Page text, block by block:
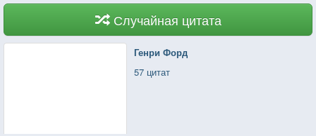
Случайная цитата
Генри Форд
57 цитат